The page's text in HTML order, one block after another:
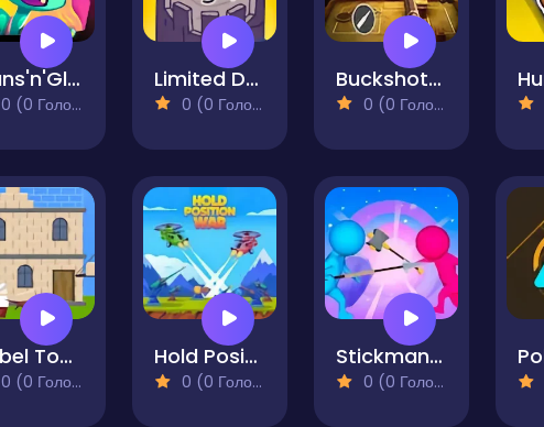
Guns'n'Glory Zombies
0 (0 Голосів)
Limited Defense
0 (0 Голосів)
Buckshot Roulette
0 (0 Голосів)
Babel Tower
0 (0 Голосів)
Hold Position War
0 (0 Голосів)
Stickman Guys Defense
0 (0 Голосів)